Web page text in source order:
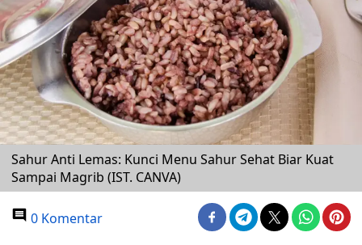
Sahur Anti Lemas: Kunci Menu Sahur Sehat Biar Kuat
Sampai Magrib (IST. CANVA)
0 Komentar